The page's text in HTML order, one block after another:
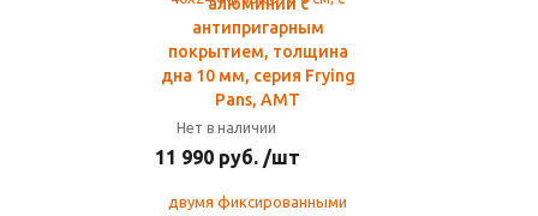
антипригарным
покрытием, толщина
дна 10 мм, серия Frying
Pans, AMT
Нет в наличии
11 990 руб. /шт